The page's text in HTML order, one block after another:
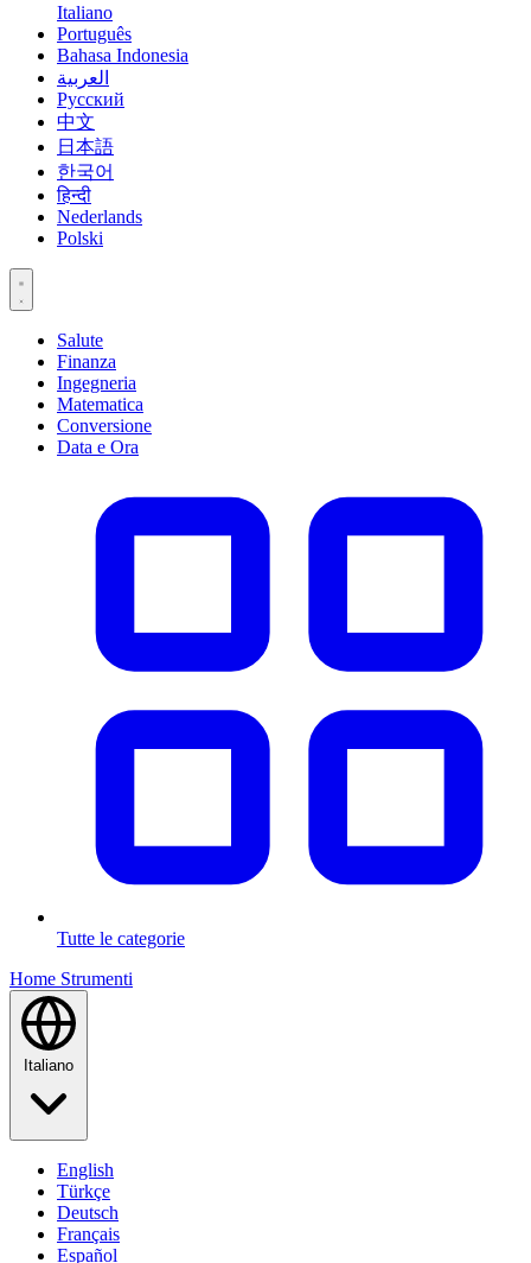
Italiano
Português
Bahasa Indonesia
العربية
Русский
中文
日本語
한국어
हिन्दी
Nederlands
Polski
Salute
Finanza
Ingegneria
Matematica
Conversione
Data e Ora
Tutte le categorie
Home Strumenti
English
Türkçe
Deutsch
Français
Español